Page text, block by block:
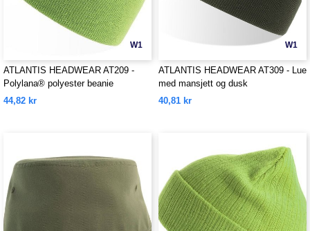
W1
ATLANTIS HEADWEAR AT209 -
Polylana® polyester beanie
44,82 kr
W1
ATLANTIS HEADWEAR AT309 - Lue
med mansjett og dusk
40,81 kr